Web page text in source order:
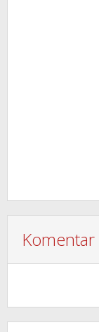
Komentar